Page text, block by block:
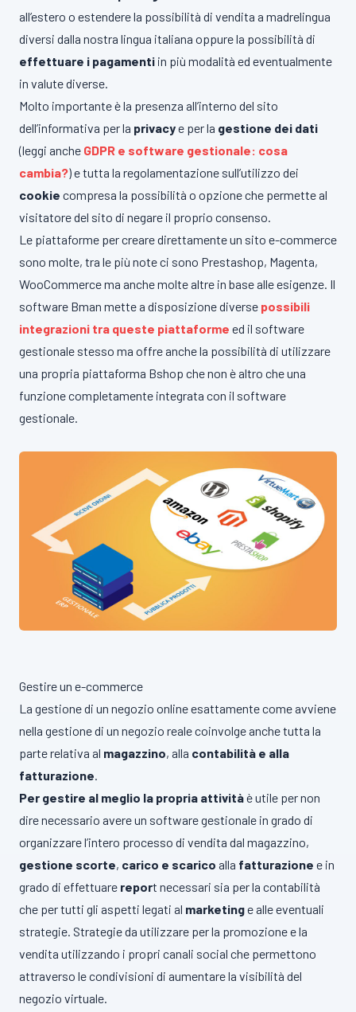
all’estero o estendere la possibilità di vendita a madrelingua
diversi dalla nostra lingua italiana oppure la possibilità di
effettuare i pagamenti in più modalità ed eventualmente
in valute diverse.
Molto importante è la presenza all’interno del sito
dell’informativa per la privacye per la gestione dei dati
(leggi anche GDPR e software gestionale: cosa
cambia?) e tutta la regolamentazione sull’utilizzo dei
cookie compresa la possibilità o opzione che permette al
visitatore del sito di negare il proprio consenso.
Le piattaforme per creare direttamente un sito e-commerce
sono molte, tra le più note ci sono Prestashop, Magenta,
WooCommerce ma anche molte altre in base alle esigenze. Il
software Bman mette a disposizione diverse possibili
integrazioni tra queste piattaforme ed il software
gestionale stesso ma offre anche la possibilità di utilizzare
una propria piattaforma Bshop che non è altro che una
funzione completamente integrata con il software
gestionale.
Gestire un e-commerce
La gestione di un negozio online esattamente come avviene
nella gestione di un negozio reale coinvolge anche tutta la
parte relativa al magazzino, alla contabilità e alla
fatturazione.
Per gestire al meglio la propria attivitàè utile per non
dire necessario avere un software gestionale in grado di
organizzare l’intero processo di vendita dal magazzino,
gestione scorte, carico e scarico alla fatturazione e in
grado di effettuare report necessari sia per la contabilità
che per tutti gli aspetti legati al marketinge alle eventuali
strategie. Strategie da utilizzare per la promozione e la
vendita utilizzando i propri canali social che permettono
attraverso le condivisioni di aumentare la visibilità del
negozio virtuale.